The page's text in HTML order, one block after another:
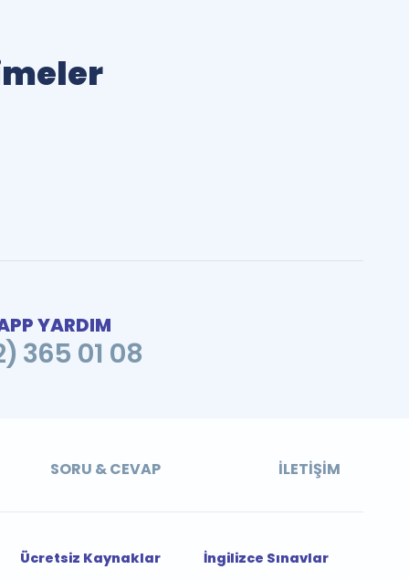
YARDIM
365 01 08
SORU & CEVAP İLETIŞIM
Ücretsiz Kaynaklar
İngilizce Sınavlar